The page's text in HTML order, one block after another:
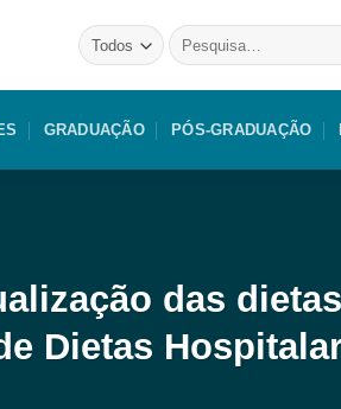
Pesquisar
por:
GRADUAÇÃO PÓS-GRADUAÇÃO
das
Dietas